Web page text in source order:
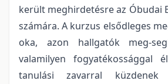
került meghirdetésre az Óbudai
számára. A kurzus elsődleges
oka, azon hallgatók meg-
valamilyen fogyatékossággal
tanulási zavarral küzdenek